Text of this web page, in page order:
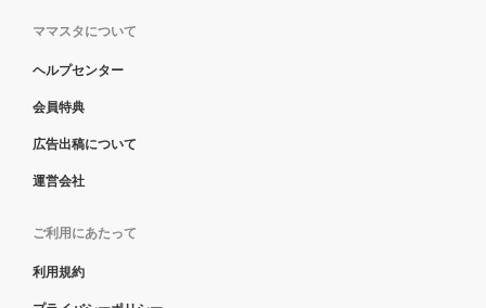
ママスタについて
ヘルプセンター
会員特典
広告出稿について
運営会社
ご利用にあたって
利用規約